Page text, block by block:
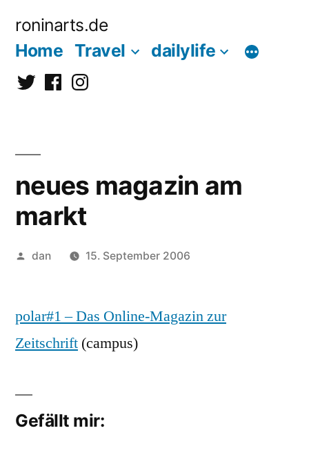
Inhalt
roninarts.de
Home Travel dailylife
TwitterFacebookInstagramm
neues magazin am
markt
Veröffentlicht
dan 15. September 2006
polar#1 – Das Online-Magazin zur
Zeitschrift (campus)
Gefällt mir: